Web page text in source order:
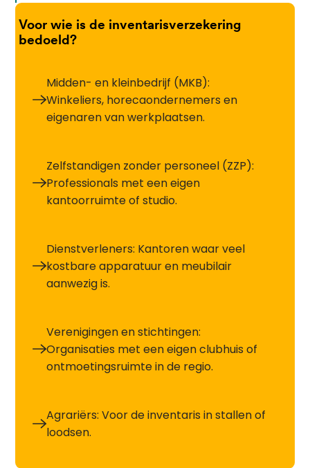
Voor wie is de inventarisverzekering
bedoeld?
Midden- en kleinbedrijf (MKB):
Winkeliers, horecaondernemers en
eigenaren van werkplaatsen.
Zelfstandigen zonder personeel (ZZP):
Professionals met een eigen
kantoorruimte of studio.
Dienstverleners: Kantoren waar veel
kostbare apparatuur en meubilair
aanwezig is.
Verenigingen en stichtingen:
Organisaties met een eigen clubhuis of
ontmoetingsruimte in de regio.
Agrariërs: Voor de inventaris in stallen of
loodsen.